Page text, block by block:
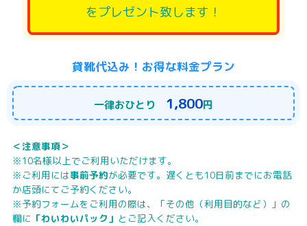
をプレゼント致します！
貸靴代込み！お得な料金プラン
一律おひとり 1,800円
＜注意事項＞
※10名様以上でご利用いただけます。
※ご利用には事前予約が必要です。遅くとも10日前までにお電話
か店頭にてご予約ください。
※予約フォームをご利用の際は、「その他（利用目的など）」の
欄に 「わいわいパック」 とご記入ください。